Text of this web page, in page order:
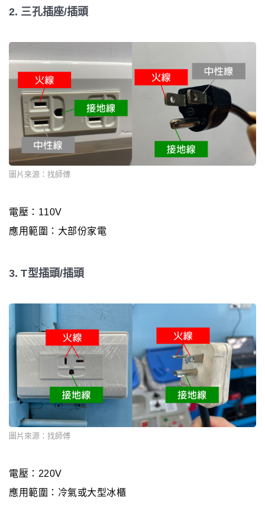
2. 三孔插座/插頭
圖片來源：找師傅
電壓：110V
應用範圍：大部份家電
3. T型插頭/插頭
圖片來源：找師傅
電壓：220V
應用範圍：冷氣或大型冰櫃